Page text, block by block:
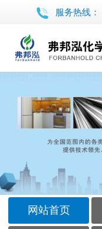
服务热线：
网站首页